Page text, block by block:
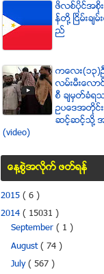
ဖိလစ္ပိုင္အစို
န္တို႔ ၿငိမ္းခ်
ည္
ကေလး(၁၃)
လမ္းမီးေလာ
စီ ခ်မွတ္ခံရ
ဥပေဒအတိုင္
ဆင့္ဆင့္သို
(video)
ေန႔စြဲအလိုက္ ဖတ္ရန္
2015 ( 6 )
2014 ( 15031 )
September( 1 )
August( 74 )
July( 567 )